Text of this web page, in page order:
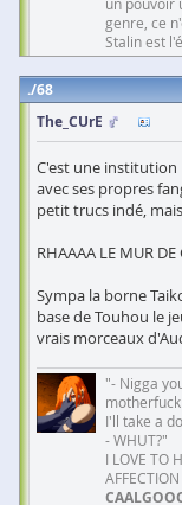
genre, ce
Stalin est
68
The_CUrE
C'est une institution
avec ses propres
petit trucs indé,
RHAAAA LE MUR
Sympa la borne
base de Touhou le
vrais morceaux
"- Nigga
I'll take a
- WHUT?"
I LOVE TO